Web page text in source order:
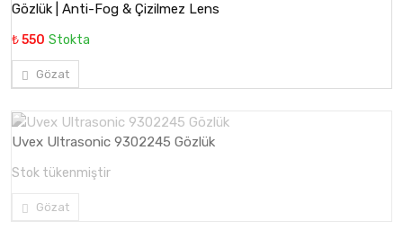
Gözlük | Anti-Fog & Çizilmez Lens
₺ 550 Stokta
Gözat
Uvex Ultrasonic 9302245 Gözlük
Stok tükenmiştir
Gözat